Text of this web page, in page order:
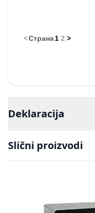
<Страна1 2 >
Deklaracija
Slični proizvodi